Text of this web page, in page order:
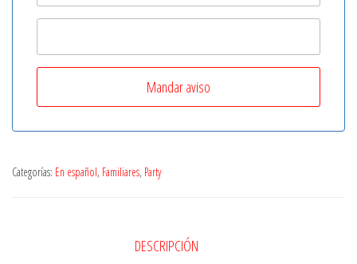
Categorías: En español, Familiares, Party
DESCRIPCIÓN